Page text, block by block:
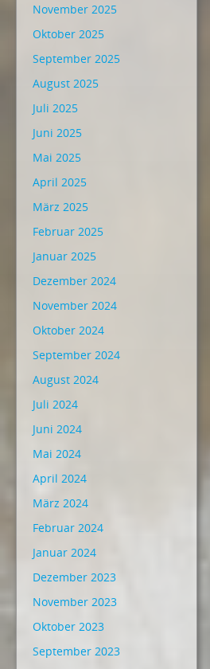
November 2025
Oktober 2025
September 2025
August 2025
Juli 2025
Juni 2025
Mai 2025
April 2025
März 2025
Februar 2025
Januar 2025
Dezember 2024
November 2024
Oktober 2024
September 2024
August 2024
Juli 2024
Juni 2024
Mai 2024
April 2024
März 2024
Februar 2024
Januar 2024
Dezember 2023
November 2023
Oktober 2023
September 2023